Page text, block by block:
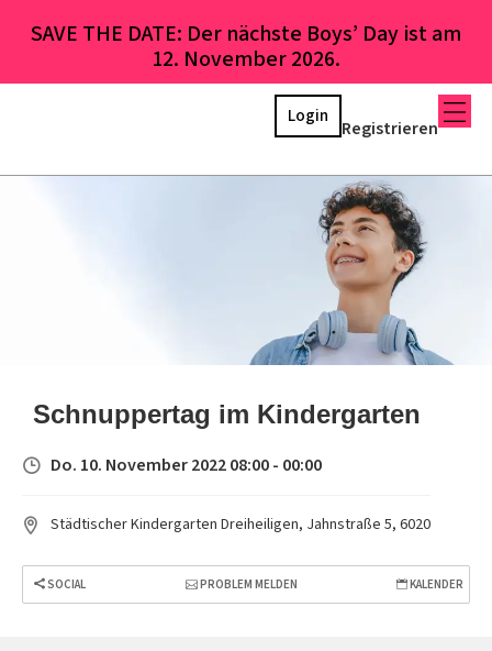
SAVE THE DATE: Der nächste Boys’ Day ist am
12. November 2026.
Registrieren
Login
Schnuppertag im Kindergarten
Do. 10. November 2022 08:00 - 00:00
Städtischer Kindergarten Dreiheiligen, Jahnstraße 5, 6020
SOCIAL PROBLEM MELDEN KALENDER